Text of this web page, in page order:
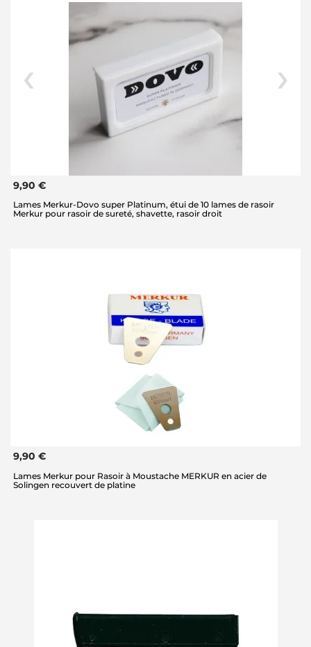
9,90 €
Lames Merkur-Dovo super Platinum, étui de 10 lames de rasoir
Merkur pour rasoir de sureté, shavette, rasoir droit
9,90 €
Lames Merkur pour Rasoir à Moustache MERKUR en acier de
Solingen recouvert de platine